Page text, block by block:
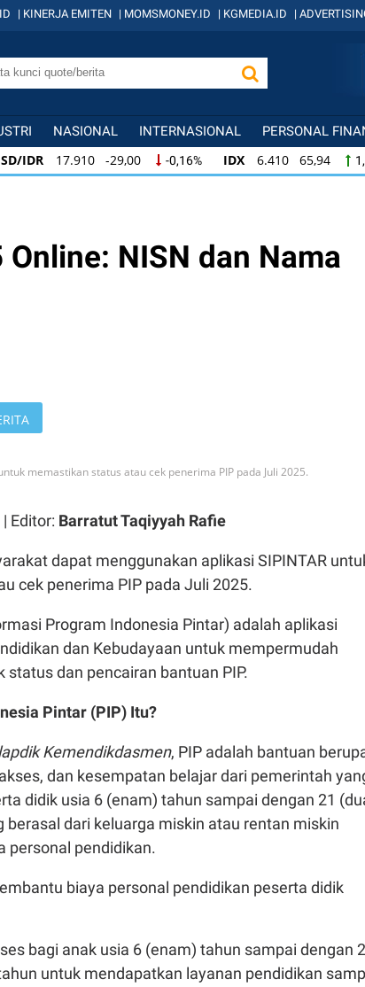
| KINERJA EMITEN | MOMSMONEY.ID | KGMEDIA.ID |
NASIONAL INTERNASIONAL PERSONAL
IDR 17.910 -29,00 -0,16% IDX 6.410 65,94
IDR 17.910 -29,00 -0,16% IDX 6.410 65,94
NISN dan Nama
memastikan status atau cek penerima PIP pada Juli 2025.
| Editor: Barratut Taqiyyah Rafie
dapat menggunakan aplikasi SIPINTAR
cek penerima PIP pada Juli 2025.
Program Indonesia Pintar) adalah aplikasi
dan Kebudayaan untuk mempermudah
dan pencairan bantuan PIP.
Pintar (PIP) Itu?
Kemendikdasmen, PIP adalah bantuan
dan kesempatan belajar dari pemerintah
didik usia 6 (enam) tahun sampai dengan 21
berasal dari keluarga miskin atau rentan miskin
personal pendidikan.
biaya personal pendidikan peserta didik
bagi anak usia 6 (enam) tahun sampai dengan
untuk mendapatkan layanan pendidikan